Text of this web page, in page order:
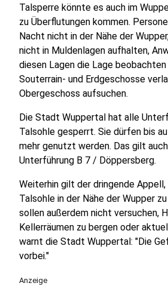
Talsperre könnte es auch im
zu Überflutungen kommen.
Nacht nicht in der Nähe der
nicht in Muldenlagen aufhalten,
diesen Lagen die Lage
Souterrain- und Erdgeschosse
Obergeschoss aufsuchen.
Die Stadt Wuppertal hat alle
Talsohle gesperrt. Sie dürfen bis
mehr genutzt werden. Das gilt
Unterführung B 7 / Döppersberg.
Weiterhin gilt der dringende
Talsohle in der Nähe der Wupper
sollen außerdem nicht versuchen,
Kellerräumen zu bergen oder
warnt die Stadt Wuppertal: "Die
vorbei."
Anzeige